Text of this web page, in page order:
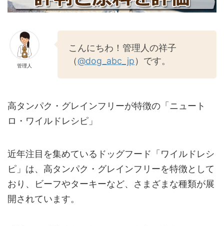
管理人
こんにちわ！管理人の祥子
（@dog_abc_jp）です。
高タンパク・グレインフリーが特徴の「ニュート
ロ・ワイルドレシピ」
近年注目を集めているドッグフード「ワイルドレシ
ピ」は、高タンパク・グレインフリーを特徴として
おり、ビーフやターキーなど、さまざまな種類が展
開されています。